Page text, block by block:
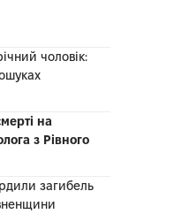
чоловік:
на
з Рівного
загибель